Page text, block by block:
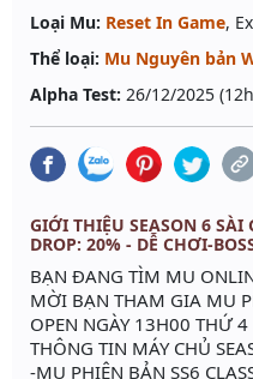
Loại Mu: Reset In Game,
Thể loại: Mu Nguyên bản
Alpha Test: 26/12/2025
GIỚI THIỆU SEASON 6 SÀI
DROP: 20% - DỄ CHƠI-
BẠN ĐANG TÌM MU
MỜI BẠN THAM GIA MU
OPEN NGÀY 13H00
THÔNG TIN MÁY CHỦ
-MU PHIÊN BẢN SS6